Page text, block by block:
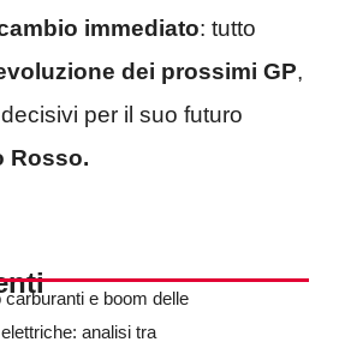
immediato: tutto
dei prossimi GP,
per il suo futuro
Rosso.
carburanti e boom delle
analisi tra